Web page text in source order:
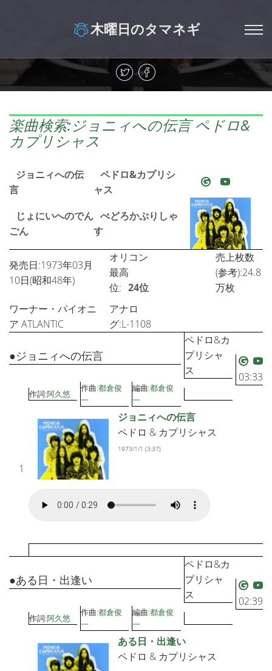
木曜日のタマネギ
楽曲検索:ジョニィへの伝言 ペドロ&
カプリシャス
ジョニィへの伝
言
ペドロ&カプリシ
ャス
じょにいへのでん
ごん
ぺどろかぷりしゃ
す
発売日:1973年03月
10日(昭和48年)
オリコン
最高
位: 24位
売上枚数
(参考):24.8
万枚
ワーナー・パイオニ
ア ATLANTIC
アナロ
グ:L-1108
1
●ジョニィへの伝言
ペドロ&カ
プリシャ
ス
03:33
作詞:阿久悠
作曲:都倉俊
一
編曲:都倉俊
一
ジョニィへの伝言
ペドロ & カプリシャス
1973/1/1 (3:37)
●ある日・出逢い
ペドロ&カ
プリシャ
ス
02:39
作詞:阿久悠
作曲:都倉俊
一
編曲:都倉俊
一
ある日・出逢い
ペドロ & カプリシャス